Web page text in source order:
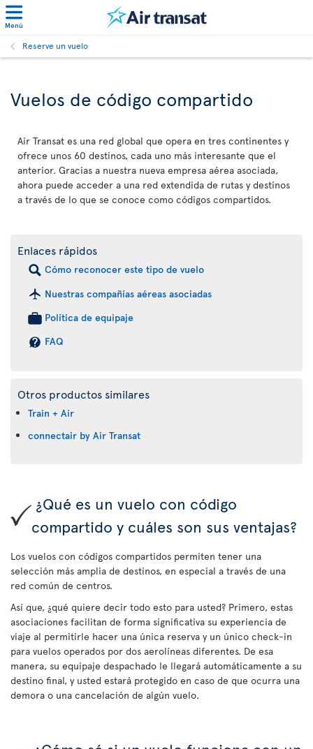
Menú
Reserve un vuelo
Vuelos de código compartido
Air Transat es una red global que opera en tres continentes y
ofrece unos 60 destinos, cada uno más interesante que el
anterior. Gracias a nuestra nueva empresa aérea asociada,
ahora puede acceder a una red extendida de rutas y destinos
a través de lo que se conoce como códigos compartidos.
Enlaces rápidos
Cómo reconocer este tipo de vuelo
Nuestras compañías aéreas asociadas
Política de equipaje
FAQ
Otros productos similares
Train + Air
connectair by Air Transat
¿Qué es un vuelo con código
compartido y cuáles son sus ventajas?
Los vuelos con códigos compartidos permiten tener una
selección más amplia de destinos, en especial a través de una
red común de centros.
Así que, ¿qué quiere decir todo esto para usted? Primero, estas
asociaciones facilitan de forma significativa su experiencia de
viaje al permitirle hacer una única reserva y un único check-in
para vuelos operados por dos aerolíneas diferentes. De esa
manera, su equipaje despachado le llegará automáticamente a su
destino final, y usted estará protegido en caso de que ocurra una
demora o una cancelación de algún vuelo.